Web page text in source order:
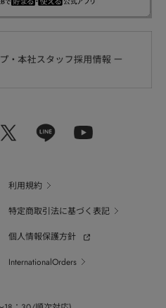
利用規約
特定商取引法に基づく表記
個人情報保護方針
InternationalOrders